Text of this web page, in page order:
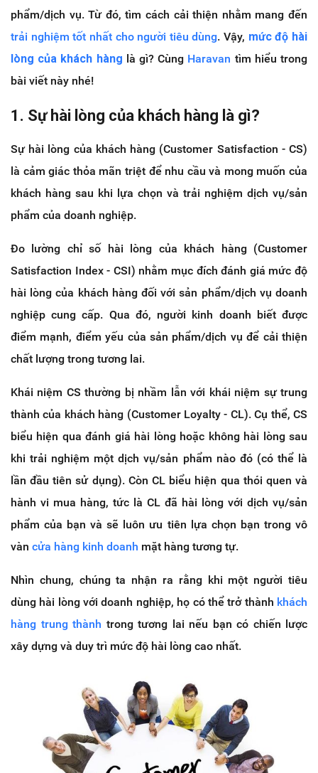
phẩm/dịch vụ. Từ đó, tìm cách cải thiện nhằm mang đến
trải nghiệm tốt nhất cho người tiêu dùng. Vậy, mức độ hài
lòng của khách hàng là gì? Cùng Haravan tìm hiểu trong
bài viết này nhé!
1. Sự hài lòng của khách hàng là gì?
Sự hài lòng của khách hàng (Customer Satisfaction - CS)
là cảm giác thỏa mãn triệt để nhu cầu và mong muốn của
khách hàng sau khi lựa chọn và trải nghiệm dịch vụ/sản
phẩm của doanh nghiệp.
Đo lường chỉ số hài lòng của khách hàng (Customer
Satisfaction Index - CSI) nhằm mục đích đánh giá mức độ
hài lòng của khách hàng đối với sản phẩm/dịch vụ doanh
nghiệp cung cấp. Qua đó, người kinh doanh biết được
điểm mạnh, điểm yếu của sản phẩm/dịch vụ để cải thiện
chất lượng trong tương lai.
Khái niệm CS thường bị nhầm lẫn với khái niệm sự trung
thành của khách hàng (Customer Loyalty - CL). Cụ thể, CS
biểu hiện qua đánh giá hài lòng hoặc không hài lòng sau
khi trải nghiệm một dịch vụ/sản phẩm nào đó (có thể là
lần đầu tiên sử dụng). Còn CL biểu hiện qua thói quen và
hành vi mua hàng, tức là CL đã hài lòng với dịch vụ/sản
phẩm của bạn và sẽ luôn ưu tiên lựa chọn bạn trong vô
vàn cửa hàng kinh doanh mặt hàng tương tự.
Nhìn chung, chúng ta nhận ra rằng khi một người tiêu
dùng hài lòng với doanh nghiệp, họ có thể trở thành khách
hàng trung thành trong tương lai nếu bạn có chiến lược
xây dựng và duy trì mức độ hài lòng cao nhất.